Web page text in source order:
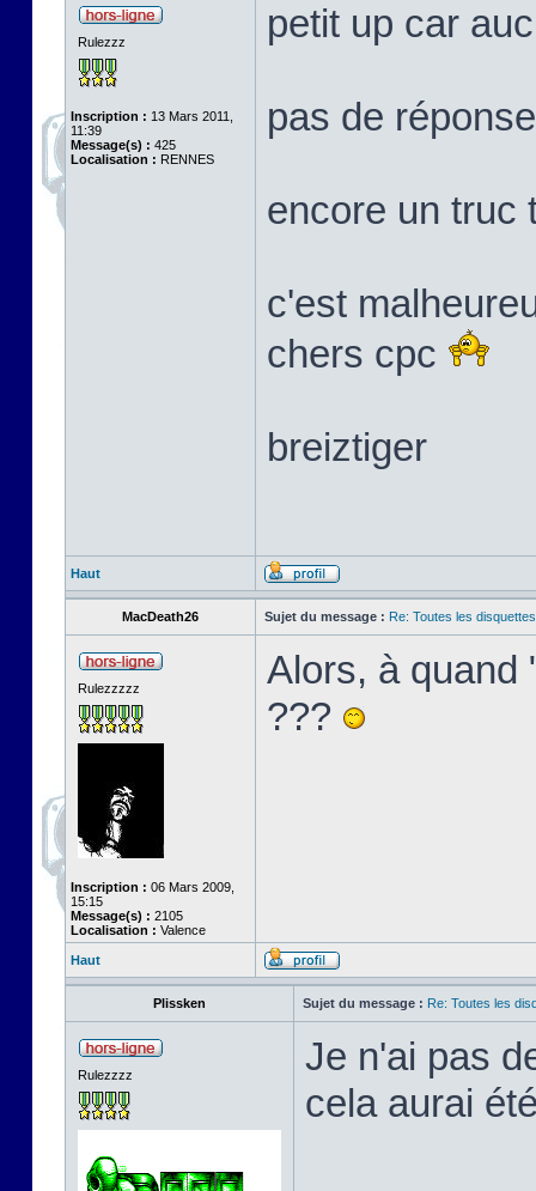
Rulezzz
Inscription : 13 Mars 2011,
11:39
Message(s) : 425
Localisation : RENNES
petit up car
pas de
encore un truc
c'est
chers cpc
breiztiger
Haut
MacDeath26 Sujet du message : Re: Toutes les
Rulezzzzz
Inscription : 06 Mars 2009,
15:15
Message(s) : 2105
Localisation : Valence
Alors, à quand
???
Haut
Plissken Sujet du message : Re: Toutes les
Rulezzzz
Je n'ai pas
cela aurai